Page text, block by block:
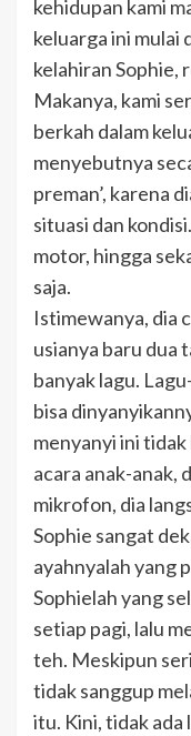
kehidupan kami
keluarga ini mulai
kelahiran Sophie,
Makanya, kami
berkah dalam
menyebutnya
preman’, karena
situasi dan
motor, hingga
saja.
Istimewanya, dia
usianya baru dua
banyak lagu.
bisa
menyanyi ini
acara anak-anak,
mikrofon, dia
Sophie sangat
ayahnyalah yang
Sophielah yang
setiap pagi, lalu
teh. Meskipun
tidak sanggup
itu. Kini, tidak ada